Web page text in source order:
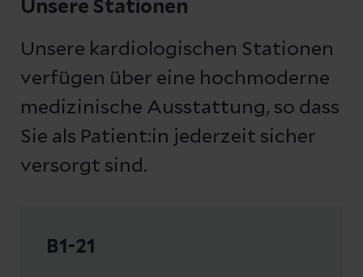
Fachbereich über eine zertifizierte
Behandlung von Herzinfarkt-
Patient:innen ermöglicht.
dekompensierter Herzinsuffizienz gehen
Schlaganfall-Risiko bei Vorhofflimmern
gesenkt, wenn dies mit Medikamenten
Unsere Stationen
Unsere kardiologischen Stationen
verfügen über eine hochmoderne
medizinische Ausstattung, so dass
Sie als Patient:in jederzeit sicher
versorgt sind.
B1-21